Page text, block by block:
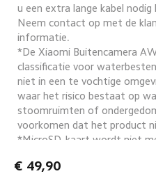
€ 49,90
u een extra lange kabel
Neem contact op met de
informatie.
*De Xiaomi Buitencamera
classificatie voor
niet in een te vochtige
waar het risico bestaat op
stoomruimten of
voorkomen dat het product
*MicroSD-kaart wordt niet
moet apart worden
wilt gebruiken. Het product
capaciteit van 256 GB en